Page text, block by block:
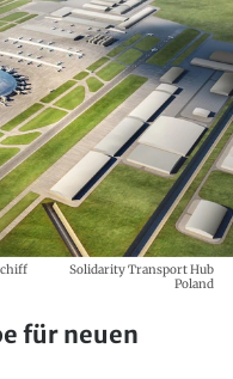
Solidarity Transport Hub
Poland
für neuen